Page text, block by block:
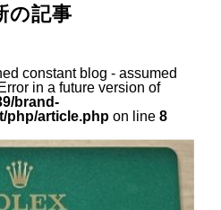
の記事
constant blog - assumed
in a future version of
brand-
php/article.phpon line 8